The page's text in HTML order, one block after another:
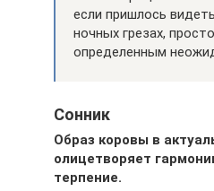
если пришлось
ночных грезах,
определенным
Сонник
Образ коровы в
олицетворяет
терпение.